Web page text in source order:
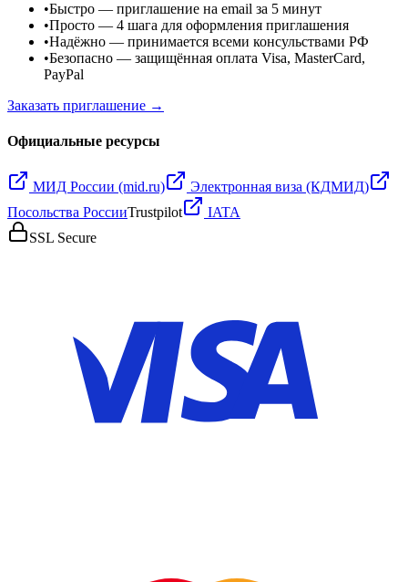
•Быстро — приглашение на email за 5 минут
•Просто — 4 шага для оформления приглашения
•Надёжно — принимается всеми консульствами РФ
•Безопасно — защищённая оплата Visa, MasterCard,
PayPal
Заказать приглашение →
Официальные ресурсы
МИД России (mid.ru)
Электронная виза (КДМИД)
Посольства РоссииTrustpilot
IATA
SSL Secure